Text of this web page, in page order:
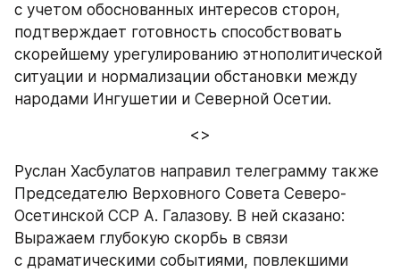
с учетом обоснованных интересов сторон,
подтверждает готовность способствовать
скорейшему урегулированию этнополитической
ситуации и нормализации обстановки между
народами Ингушетии и Северной Осетии.
<>
Руслан Хасбулатов направил телеграмму также
Председателю Верховного Совета Северо-
Осетинской ССР А. Галазову. В ней сказано:
Выражаем глубокую скорбь в связи
с драматическими событиями, повлекшими